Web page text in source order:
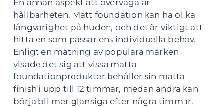
En annan aspekt att överväga är
hållbarheten. Matt foundation kan ha olika
långvarighet på huden, och det är viktigt att
hitta en som passar ens individuella behov.
Enligt en mätning av populära märken
visade det sig att vissa matta
foundationprodukter behåller sin matta
finish i upp till 12 timmar, medan andra kan
börja bli mer glansiga efter några timmar.